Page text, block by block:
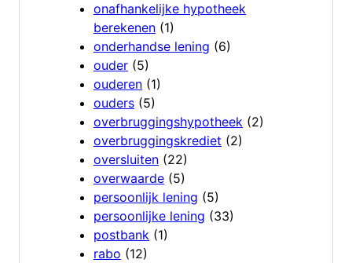
onafhankelijke hypotheek
berekenen (1)
onderhandse lening (6)
ouder (5)
ouderen (1)
ouders (5)
overbruggingshypotheek (2)
overbruggingskrediet (2)
oversluiten (22)
overwaarde (5)
persoonlijk lening (5)
persoonlijke lening (33)
postbank (1)
rabo (12)